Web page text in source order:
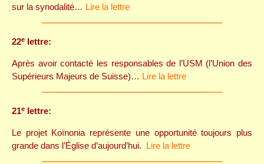
sur la synodalité… Lire la lettre
22e lettre:
Après avoir contacté les responsables de l’USM (l’Union des
Supérieurs Majeurs de Suisse)… Lire la lettre
21e lettre:
Le projet Koïnonia représente une opportunité toujours plus
grande dans l’Église d’aujourd’hui. Lire la lettre